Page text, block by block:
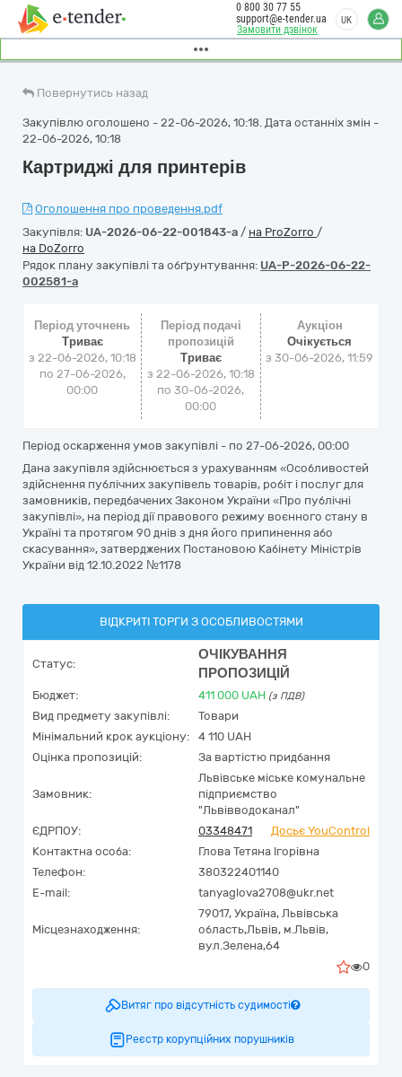
Замовити дзвінок
0 800 30 77 55
support@e-tender.ua
UK
Повернутись назад
Закупівлю оголошено - 22-06-2026, 10:18. Дата останніх змін -
22-06-2026, 10:18
Картриджі для принтерів
Оголошення про проведення.pdf
Закупівля: UA-2026-06-22-001843-a / на ProZorro /
на DoZorro
Рядок плану закупівлі та обґрунтування: UA-P-2026-06-22-
002581-a
Період уточнень
Триває
з 22-06-2026, 10:18
по 27-06-2026,
00:00
Період подачі
пропозицій
Триває
з 22-06-2026, 10:18
по 30-06-2026,
00:00
Аукціон
Очікується
з30-06-2026, 11:59
Період оскарження умов закупівлі - по 27-06-2026, 00:00
Дана закупівля здійснюється з урахуванням «Особливостей
здійснення публічних закупівель товарів, робіт і послуг для
замовників, передбачених Законом України «Про публічні
закупівлі», на період дії правового режиму воєнного стану в
Україні та протягом 90 днів з дня його припинення або
скасування», затверджених Постановою Кабінету Міністрів
України від 12.10.2022 №1178
ВІДКРИТІ ТОРГИ З ОСОБЛИВОСТЯМИ
Статус:
ОЧІКУВАННЯ
ПРОПОЗИЦІЙ
Бюджет: 411 000 UAH (з ПДВ)
Вид предмету закупівлі:
Товари
Мінімальний крок аукціону:
4 110 UAH
Оцінка пропозицій:
За вартістю придбання
Замовник:
Львівське міське комунальне
підприємство
"Львівводоканал"
ЄДРПОУ:
03348471
Досьє YouControl
Контактна особа:
Глова Тетяна Ігорівна
Телефон:
380322401140
E-mail:
tanyaglova2708@ukr.net
Місцезнаходження:
79017, Україна, Львівська
область,Львів, м.Львів,
вул.Зелена,64
0
Витяг про відсутність судимості
Реєстр корупційних порушників